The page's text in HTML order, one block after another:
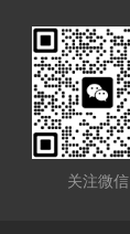
关注微信